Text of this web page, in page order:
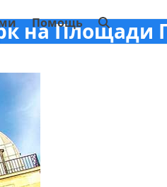
Помощь
на Площади